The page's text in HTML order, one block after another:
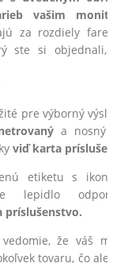
vašim
za rozdiely
ste si objednali,
pre výborný
a nosný -
viď karta
etiketu s
lepidlo
príslušenstvo.
že váš
tovaru, čo ale